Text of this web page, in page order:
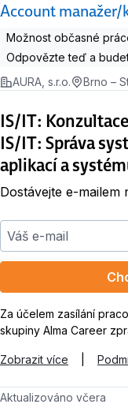
Account manažer/
Možnost občasné
Odpovězte teď a
AURA, s.r.o.
Brno –
IS/IT:
IS/IT: Správa
aplikací a
Dostávejte e-mailem
Váš e-mail
Za účelem zasílání
skupiny Alma Career
Zobrazit více
Aktualizováno včera